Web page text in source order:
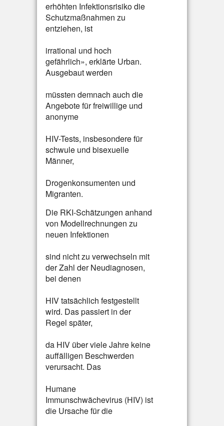
erhöhten Infektionsrisiko die
Schutzmaßnahmen zu
entziehen, ist
irrational und hoch
gefährlich», erklärte Urban.
Ausgebaut werden
müssten demnach auch die
Angebote für freiwillige und
anonyme
HIV-Tests, insbesondere für
schwule und bisexuelle
Männer,
Drogenkonsumenten und
Migranten.
Die RKI-Schätzungen anhand
von Modellrechnungen zu
neuen Infektionen
sind nicht zu verwechseln mit
der Zahl der Neudiagnosen,
bei denen
HIV tatsächlich festgestellt
wird. Das passiert in der
Regel später,
da HIV über viele Jahre keine
auffälligen Beschwerden
verursacht. Das
Humane
Immunschwächevirus (HIV) ist
die Ursache für die